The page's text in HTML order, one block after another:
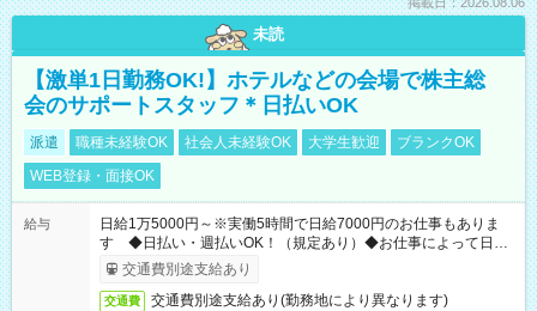
未読
【激単1日勤務OK!】ホテルなどの会場で株主総
会のサポートスタッフ＊日払いOK
派遣 職種未経験OK 社会人未経験OK 大学生歓迎
ブランクOK
WEB登録・面接OK
給与
日給1万5000円～※実働5時間で日給7000円のお仕事もありま
す ◆日払い・週払いOK！（規定あり）◆お仕事によって日給
も異なります
交通費別途支給あり
交通費 交通費別途支給あり(勤務地により異なります)